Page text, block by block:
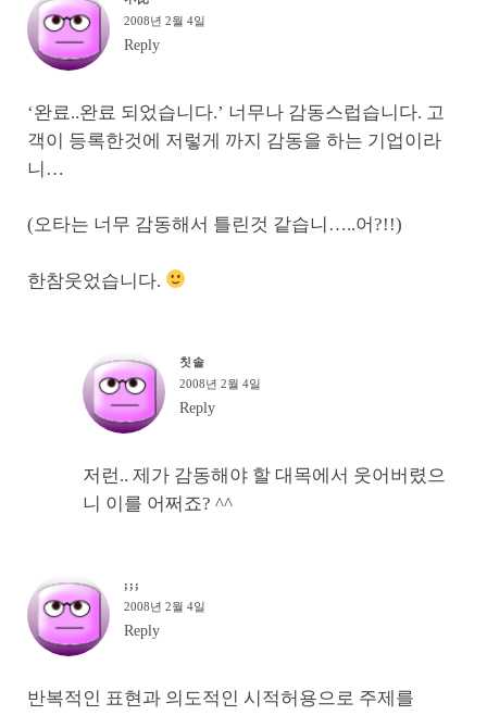
2008년 2월 4일
Reply
‘완료..완료 되었습니다.’ 너무나 감동스럽습니다. 고
객이 등록한것에 저렇게 까지 감동을 하는 기업이라
니…
(오타는 너무 감동해서 틀린것 같습니…..어?!!)
한참웃었습니다.
칫솔
2008년 2월 4일
Reply
저런.. 제가 감동해야 할 대목에서 웃어버렸으
니 이를 어쩌죠? ^^
;;;
2008년 2월 4일
Reply
반복적인 표현과 의도적인 시적허용으로 주제를